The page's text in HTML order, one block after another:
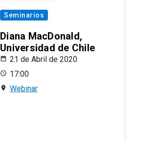
Seminarios
Diana MacDonald,
Universidad de Chile
21 de Abril de 2020
17:00
Webinar